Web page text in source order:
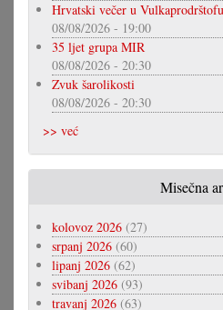
Hrvatski večer u
08/08/2026 - 19:00
35 ljet grupa MIR
08/08/2026 - 20:30
Zvuk šarolikosti
08/08/2026 - 20:30
>> već
Misečna
kolovoz 2026 (27)
srpanj 2026 (60)
lipanj 2026 (62)
svibanj 2026 (93)
travanj 2026 (63)